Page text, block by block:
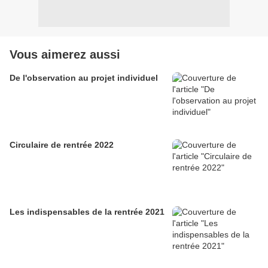
Vous aimerez aussi
De l'observation au projet individuel
Circulaire de rentrée 2022
Les indispensables de la rentrée 2021